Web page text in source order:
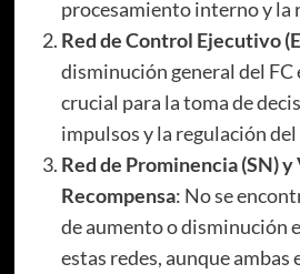
procesamiento interno y la
Red de Control Ejecutivo
disminución general del FC
crucial para la toma de
impulsos y la regulación
Red de Prominencia (SN) y
Recompensa: No se
de aumento o disminución
estas redes, aunque